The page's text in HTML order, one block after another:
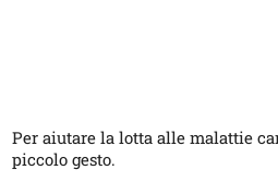
Per aiutare la lotta alle malattie
piccolo gesto.